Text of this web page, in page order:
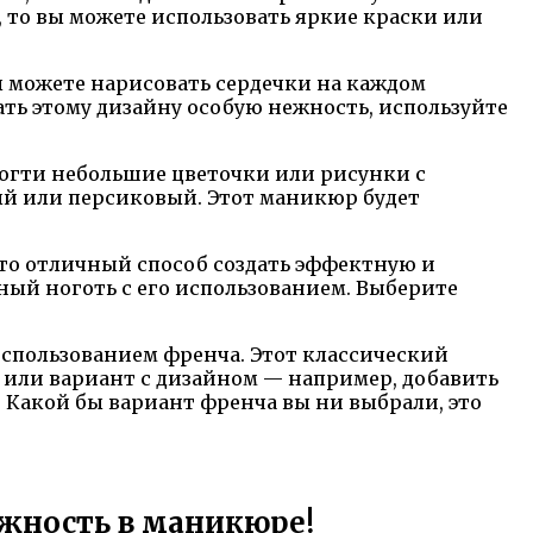
вы можете использовать яркие краски или
нарисовать сердечки на каждом
этому дизайну особую нежность, используйте
небольшие цветочки или рисунки с
или персиковый. Этот маникюр будет
отличный способ создать эффектную и
ноготь с его использованием. Выберите
френча. Этот классический
вариант с дизайном — например, добавить
бы вариант френча вы ни выбрали, это
в маникюре!